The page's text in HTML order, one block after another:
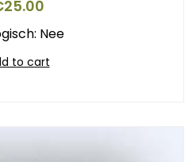
25.00
Nee
to cart